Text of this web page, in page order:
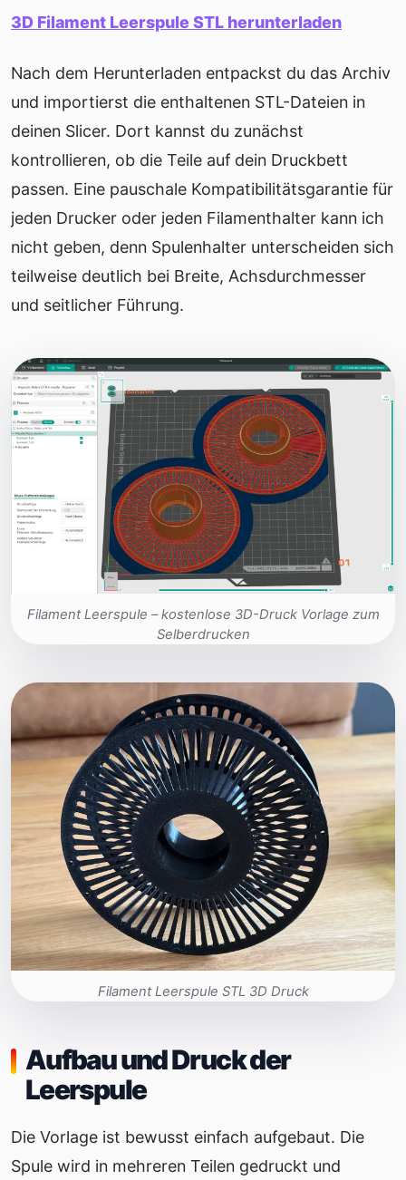
3D Filament Leerspule STL herunterladen
Nach dem Herunterladen entpackst du das Archiv
und importierst die enthaltenen STL-Dateien in
deinen Slicer. Dort kannst du zunächst
kontrollieren, ob die Teile auf dein Druckbett
passen. Eine pauschale Kompatibilitätsgarantie für
jeden Drucker oder jeden Filamenthalter kann ich
nicht geben, denn Spulenhalter unterscheiden sich
teilweise deutlich bei Breite, Achsdurchmesser
und seitlicher Führung.
Filament Leerspule – kostenlose 3D-Druck Vorlage zum
Selberdrucken
Filament Leerspule STL 3D Druck
Aufbau und Druck der
Leerspule
Die Vorlage ist bewusst einfach aufgebaut. Die
Spule wird in mehreren Teilen gedruckt und